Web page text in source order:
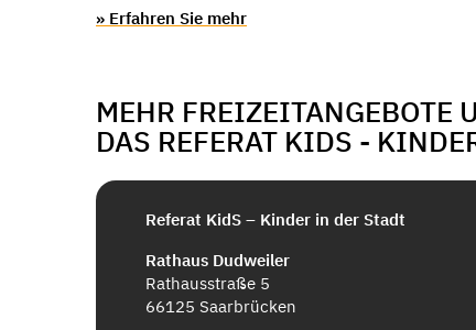
» Erfahren Sie mehr
MEHR FREIZEITANGEBOTE
DAS REFERAT KIDS -
Referat KidS – Kinder in der Stadt
Rathaus Dudweiler
Rathausstraße 5
66125 Saarbrücken